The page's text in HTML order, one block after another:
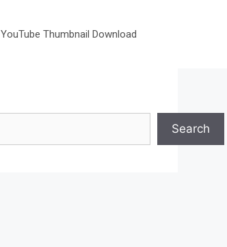
YouTube Thumbnail Download
Search